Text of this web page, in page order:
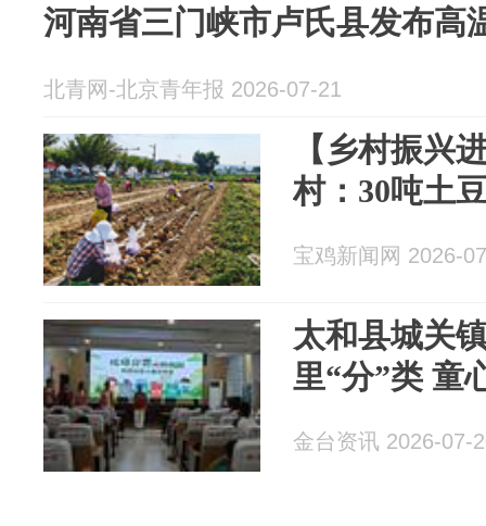
河南省三门峡市卢氏县发布高
北青网-北京青年报 2026-07-21
【乡村振兴
村：30吨土
宝鸡新闻网 2026-
太和县城关
里“分”类 童
金台资讯 2026-07-